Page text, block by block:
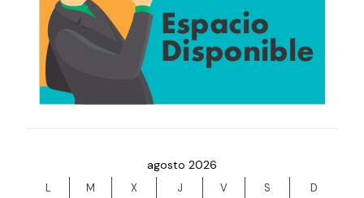
agosto 2026
L M X J V S
D